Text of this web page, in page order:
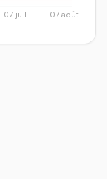
07 juil. 07 août